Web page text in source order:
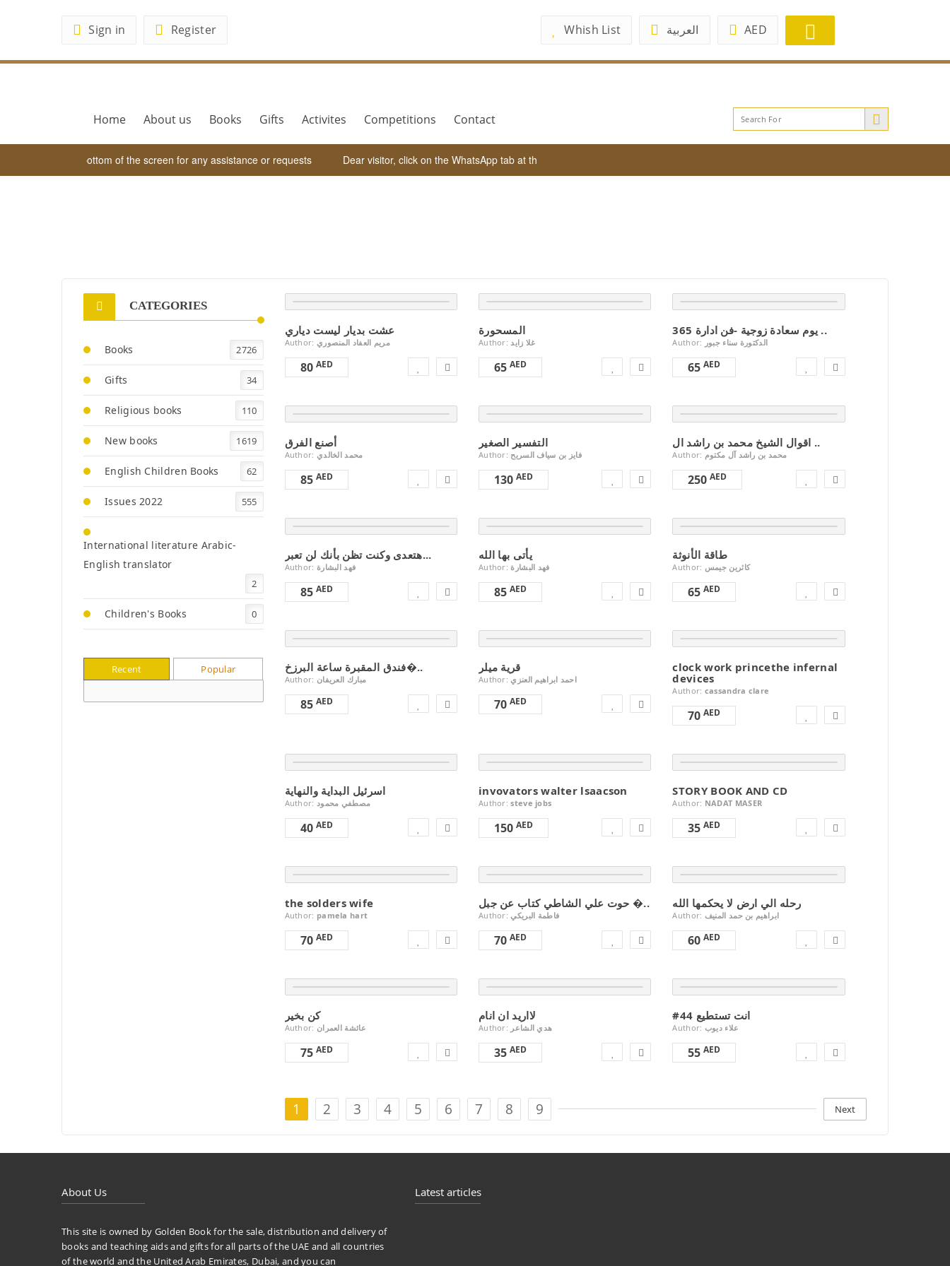
AED العربية Whish List
Sign in Register
Home About us Books Gifts Activites Competitions Contact
tab at the bottom of the screen for any assistance or requests Dear visitor, click on the WhatsApp tab at the bottom of the screen for any assistance or requests
عشت بديار ليست دياري
Author: مريم العفاد المنصوري
80 AED
المسحورة
Author:غلا زايد
65 AED
365 يوم سعادة زوجية -فن ادارة ..
Author: الدكتورة سناء جبور
65AED
Author: محمد الخالدي
85 AED
التفسير الصغير
Author: فايز بن سياف السريح
130 AED
اقوال الشيخ محمد بن راشد ال ..
Author: محمد بن راشد آل مكتوم
250AED
هتعدى وكنت تظن بأنك لن تعبر...
Author: فهد البشارة
85 AED
يأتى بها الله
Author: فهد البشارة
85 AED
طاقة الأنوثة
Author: كاثرين جيمس
65AED
‎فندق المقبرة ساعة البرزخ�..
Author:
85 AED
قرية ميلر
Author:احمد ابراهيم العنزي
70 AED
clock work princethe infernal
devices
Author: cassandra clare
70AED
اسرئيل البداية والنهاية
Author: مصطفي محمود
40 AED
invovators walter lsaacson
Author:steve jobs
150 AED
STORY BOOK AND CD
Author: NADAT MASER
35AED
the solders wife
Author: pamela hart
70 AED
حوت علي الشاطي كتاب عن جبل �..
Author: فاطمة البريكي
70 AED
رحله الي ارض لا يحكمها الله
Author: ابراهيم بن حمد المنيف
60AED
كن بخير
Author: عائشة العمران
75 AED
لااريد ان انام
Author: هدي الشاعر
35 AED
#44 انت تستطيع
Author: علاء ديوب
55AED
1 2 3 4 5 6 7 8 9 Next
CATEGORIES
Books 2726
Gifts 34
Religious books 110
New books 1619
English Children Books 62
Issues 2022 555
International literature Arabic-
English translator
2
Children's Books 0
Recent Popular
Latest articles
About Us
This site is owned by Golden Book for the sale, distribution and delivery of
books and teaching aids and gifts for all parts of the UAE and all countries
of the world and the United Arab Emirates, Dubai, and you can